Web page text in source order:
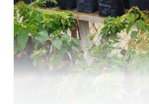
Sentuhan Midas
untuk
Rahsia dari